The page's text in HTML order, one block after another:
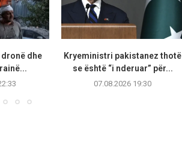
dhe
Kryeministri pakistanez thotë
se është “i nderuar” për...
07.08.2026 19:30